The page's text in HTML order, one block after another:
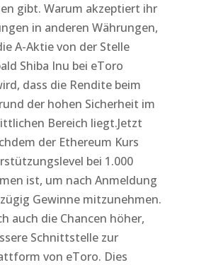
gibt. Warum akzeptiert ihr
in anderen Währungen,
A-Aktie von der Stelle
Shiba Inu bei eToro
dass die Rendite beim
der hohen Sicherheit im
Bereich liegt.Jetzt
der Ethereum Kurs
bei 1.000
ist, um nach Anmeldung
Gewinne mitzunehmen.
auch die Chancen höher,
Schnittstelle zur
von eToro. Dies